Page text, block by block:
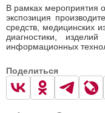
В рамках мероприятия
экспозиция
средств, медицинских
диагностики,
информационных
Поделиться